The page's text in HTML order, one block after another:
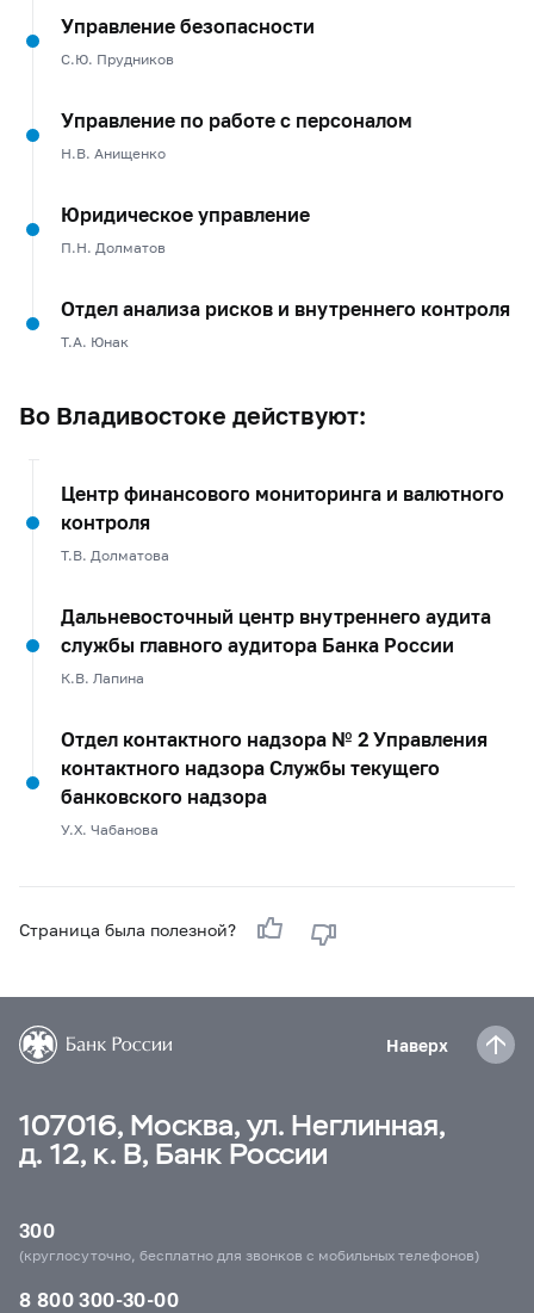
Управление безопасности
С.Ю. Прудников
Управление по работе с персоналом
Н.В. Анищенко
Юридическое управление
П.Н. Долматов
Отдел анализа рисков и внутреннего контроля
Т.А. Юнак
Во Владивостоке действуют:
Центр финансового мониторинга и валютного
контроля
Т.В. Долматова
Дальневосточный центр внутреннего аудита
службы главного аудитора Банка России
К.В. Лапина
Отдел контактного надзора № 2 Управления
контактного надзора Службы текущего
банковского надзора
У.Х. Чабанова
Страница была полезной?
Наверх
107016, Москва, ул. Неглинная,
д. 12, к. В, Банк России
300
(круглосуточно, бесплатно для звонков с мобильных телефонов)
8 800 300-30-00